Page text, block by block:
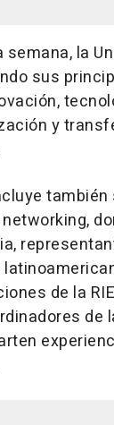
semana, la
sus
y
de la
de